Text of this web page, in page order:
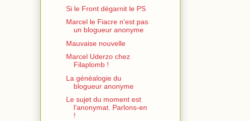
Si le Front dégarnit le PS
Marcel le Fiacre n'est pas
un blogueur anonyme
Mauvaise nouvelle
Marcel Uderzo chez
Filaplomb !
La généalogie du
blogueur anonyme
Le sujet du moment est
l'anonymat. Parlons-en
!